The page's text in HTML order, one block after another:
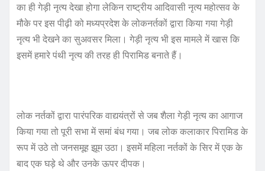
का ही गेड़ी नृत्य देखा होगा लेकिन राष्ट्रीय आदिवासी नृत्य महोत्सव के
मौके पर इस पीढ़ी को मध्यप्रदेश के लोकनर्तकों द्वारा किया गया गेड़ी
नृत्य भी देखने का सुअवसर मिला। गेड़ी नृत्य भी इस मामले में खास कि
इसमें हमारे पंथी नृत्य की तरह ही पिरामिड बनाते हैं।
लोक नर्तकों द्वारा पारंपरिक वाद्ययंत्रों से जब शैला गेड़ी नृत्य का आगाज
किया गया तो पूरी सभा में समां बंध गया। जब लोक कलाकार पिरामिड के
रूप में उठे तो जनसमूह झूम उठा। इसमें महिला नर्तकों के सिर में एक के
बाद एक घड़े थे और उनके ऊपर दीपक।